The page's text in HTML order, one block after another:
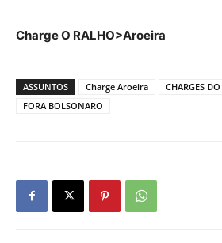
Charge O RALHO>Aroeira
ASSUNTOS Charge Aroeira
CHARGES
FORA BOLSONARO